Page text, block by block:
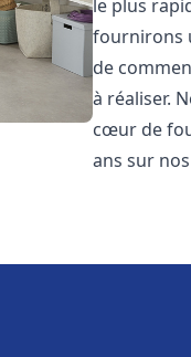
le plus
fournirons
de
à réaliser.
cœur de
ans sur